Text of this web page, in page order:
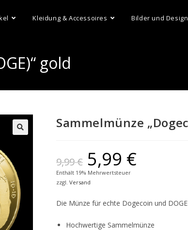
Kleidung & Accessoires Bilder und
gold
Sammelmünze
9,99€ 5,99 €
Enthält 19% Mehrwertsteuer
zzgl. Versand
Die Münze für echte Dogecoin und
Hochwertige Sammelmünze